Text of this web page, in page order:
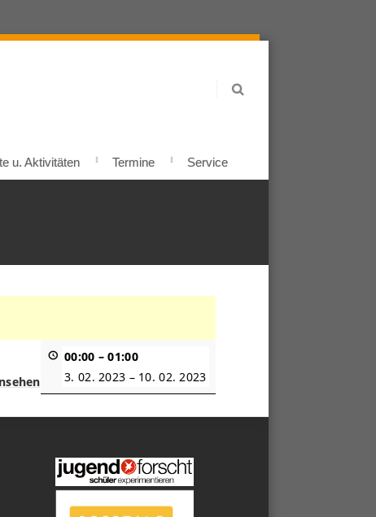
u. Aktivitäten Termine Service
00:00 –01:00
3. 02. 2023 – 10. 02. 2023